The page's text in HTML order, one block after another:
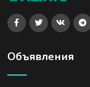
Объявления